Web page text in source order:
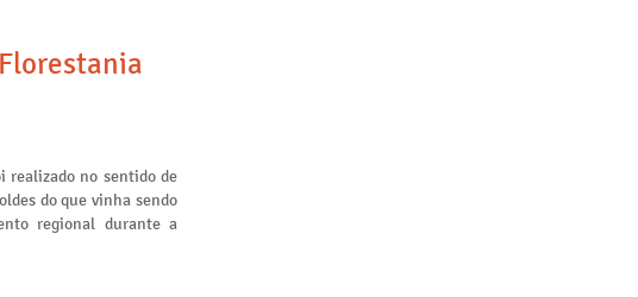
realizado no sentido de
do que vinha sendo
regional durante a